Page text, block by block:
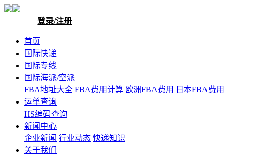
登录/注册
首页
国际快递
国际专线
国际海派/空派
FBA地址大全 FBA费用计算 欧洲FBA费用
日本FBA费用
运单查询
HS编码查询
新闻中心
企业新闻 行业动态 快递知识
关于我们